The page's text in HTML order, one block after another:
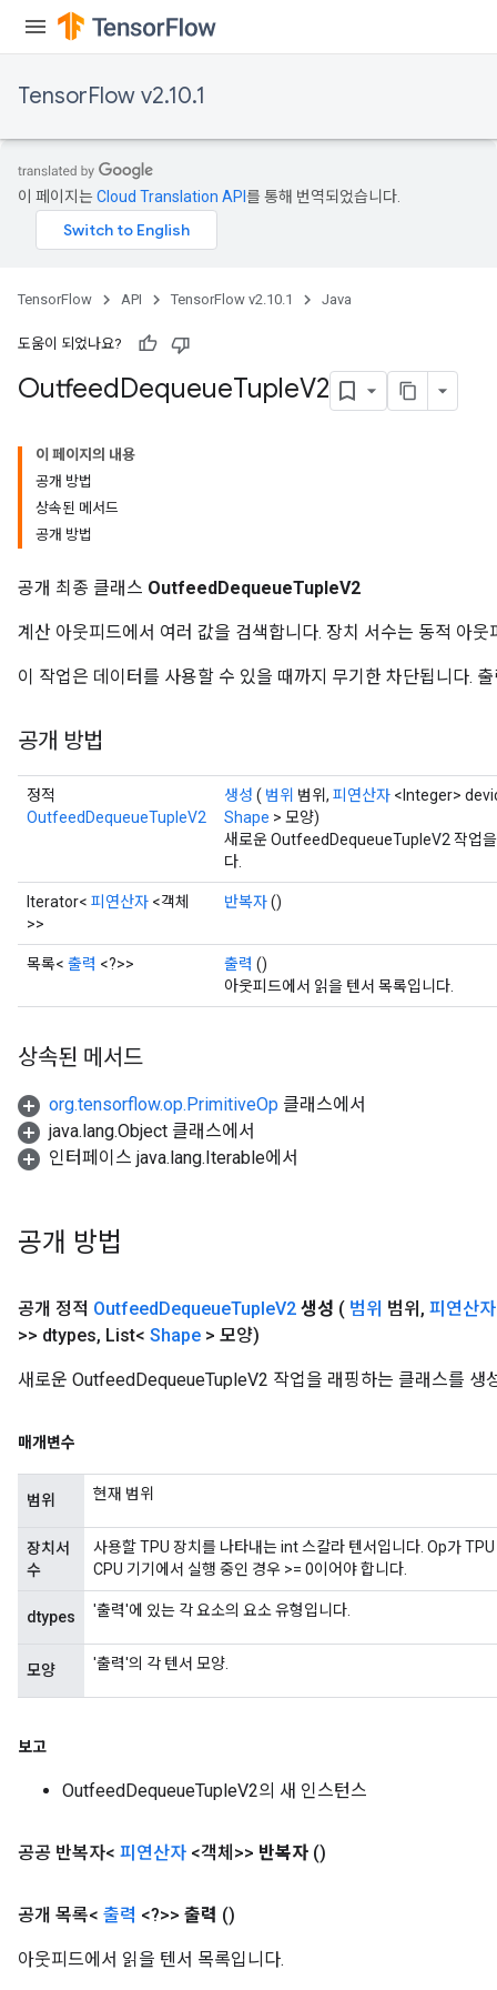
TensorFlow v2.10.1
이 페이지는Cloud Translation API 를 통해 번역되었습니다.
TensorFlow API TensorFlow v2.10.1 Java
도움이 되었나요?
OutfeedDequeueTupleV2
이 페이지의 내용
공개 방법
상속된 메서드
공개 방법
공개 최종 클래스 OutfeedDequeueTupleV2
계산 아웃피드에서 여러 값을 검색합니다. 장치 서수는 동적 아
이 작업은 데이터를 사용할 수 있을 때까지 무기한 차단됩니다.
공개 방법
정적
OutfeedDequeueTupleV2
생성 ( 범위 범위, 피연산자 <Integer>
Shape > 모양)
새로운 OutfeedDequeueTupleV2 작업을
다.
Iterator< 피연산자 <객체
>>
반복자()
목록< 출력 <?>> 출력 ()
아웃피드에서 읽을 텐서 목록입니다.
상속된 메서드
org.tensorflow.op.PrimitiveOp 클래스에서
java.lang.Object 클래스에서
인터페이스 java.lang.Iterable에서
공개 방법
공개 정적 OutfeedDequeueTupleV2 생성 ( 범위 범위 , 피연산자
>> dtypes, List< Shape > 모양)
새로운 OutfeedDequeueTupleV2 작업을 래핑하는 클래스를 생
매개변수
범위 현재 범위
장치서
수
사용할 TPU 장치를 나타내는 int 스칼라 텐서입니다. Op가
CPU 기기에서 실행 중인 경우 >= 0이어야 합니다.
dtypes '출력'에 있는 각 요소의 요소 유형입니다.
모양 '출력'의 각 텐서 모양.
보고
OutfeedDequeueTupleV2의 새 인스턴스
공공 반복자< 피연산자 <객체>> 반복자 ()
공개 목록< 출력 <?>> 출력 ()
아웃피드에서 읽을 텐서 목록입니다.